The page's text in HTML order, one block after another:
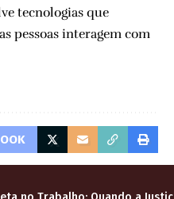
tecnologias que
pessoas interagem com